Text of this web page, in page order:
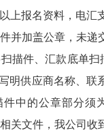
报名资料，电汇
加盖公章，未递
描件、汇款底单
明供应商名称、
中的公章部分
关文件，我公司